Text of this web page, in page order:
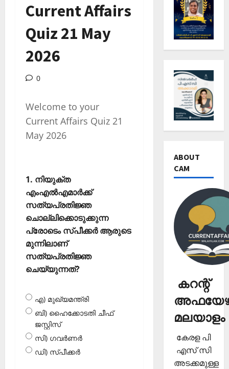
Current Affairs
Quiz 21 May
2026
0
Welcome to your
Current Affairs Quiz 21
May 2026
1. നിയുക്ത
എംഎല്‍എമാര്‍ക്ക്
സത്യപ്രതിജ്ഞ
ചൊല്ലിക്കൊടുക്കുന്ന
പ്രോടെം സ്പീക്കര്‍ ആരുടെ
മുന്നിലാണ്
സത്യപ്രതിജ്ഞ
ചെയ്യുന്നത്?
എ) മുഖ്യമന്ത്രി
ബി) ഹൈക്കോടതി ചീഫ്
ജസ്റ്റിസ്
സി) ഗവര്‍ണര്‍
ഡി) സ്പീക്കര്‍
ABOUT
CAM
കറന്റ്
മലയാളം
കേരള പി
എസ് സി
അടക്കമുള്ള